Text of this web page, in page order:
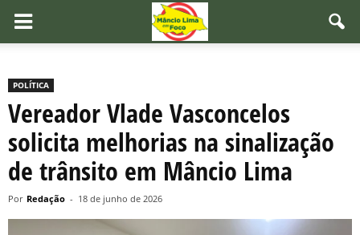
POLÍTICA
Vereador Vlade Vasconcelos
solicita melhorias na sinalização
de trânsito em Mâncio Lima
Por Redação - 18 de junho de 2026